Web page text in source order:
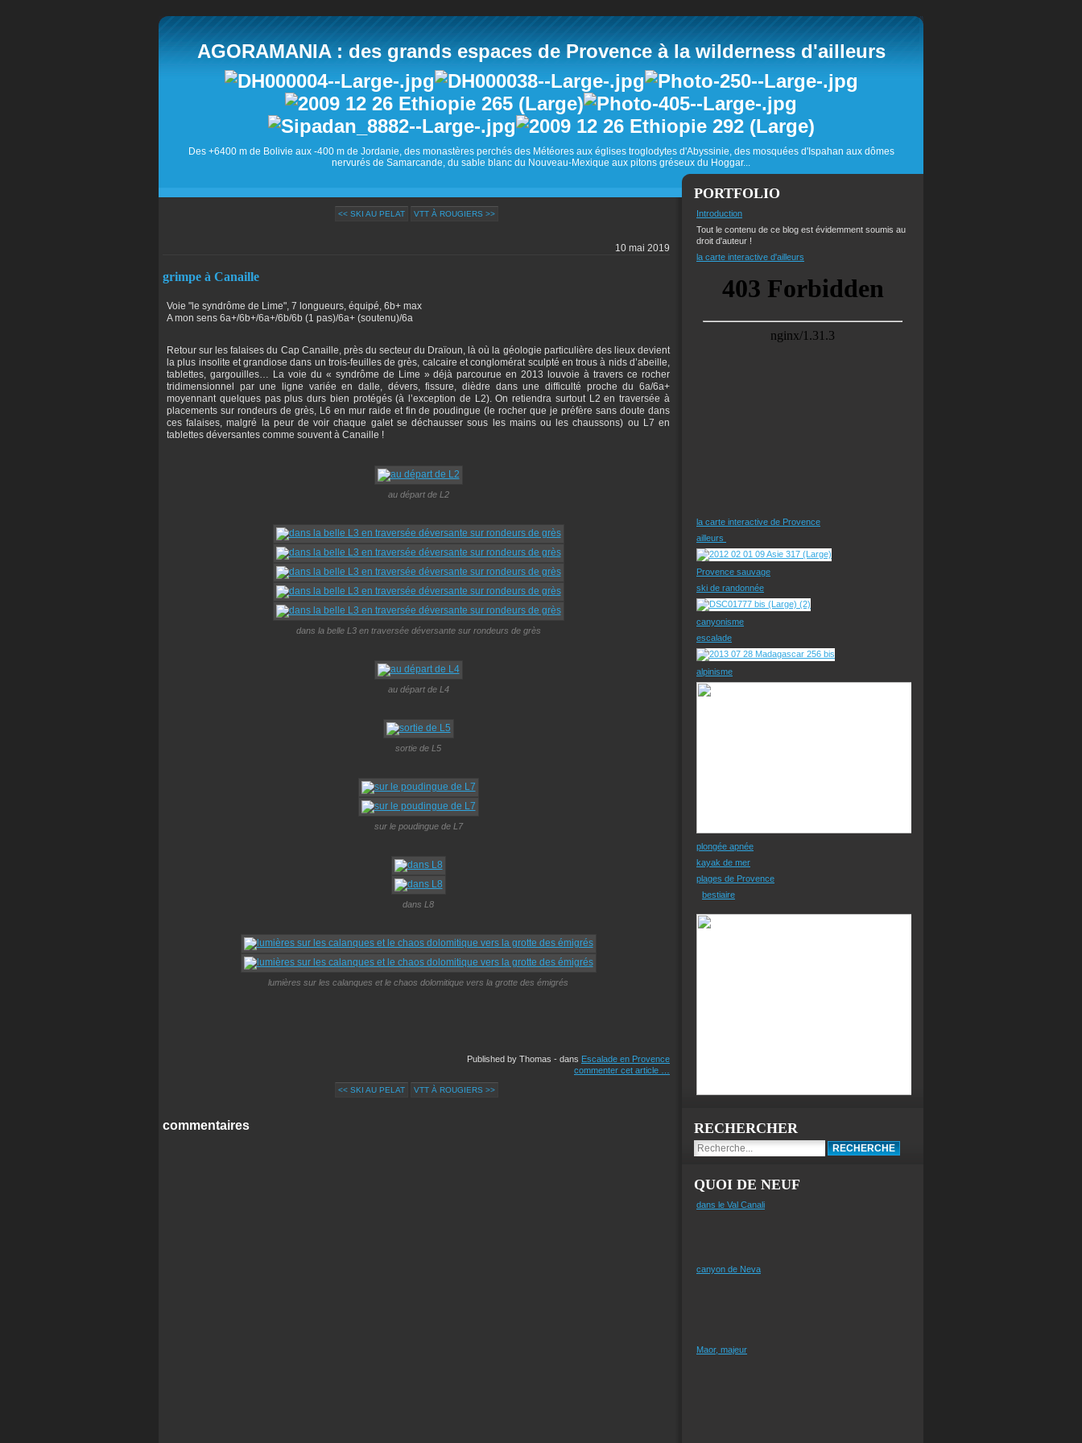
AGORAMANIA : des grands espaces de Provence à la wilderness d'ailleurs
Des +6400 m de Bolivie aux -400 m de Jordanie, des monastères perchés des Météores aux églises troglodytes d'Abyssinie, des mosquées d'Ispahan aux dômes
nervurés de Samarcande, du sable blanc du Nouveau-Mexique aux pitons gréseux du Hoggar...
<< SKI AU PELAT VTT À ROUGIERS >>
10 mai 2019
grimpe à Canaille
Voie "le syndrôme de Lime", 7 longueurs, équipé, 6b+ max
A mon sens 6a+/6b+/6a+/6b/6b (1 pas)/6a+ (soutenu)/6a
Retour sur les falaises du Cap Canaille, près du secteur du Draïoun, là où la géologie particulière des lieux devient
la plus insolite et grandiose dans un trois-feuilles de grès, calcaire et conglomérat sculpté en trous à nids d’abeille,
tablettes, gargouilles… La voie du « syndrôme de Lime » déjà parcourue en 2013 louvoie à travers ce rocher
tridimensionnel par une ligne variée en dalle, dévers, fissure, dièdre dans une difficulté proche du 6a/6a+
moyennant quelques pas plus durs bien protégés (à l’exception de L2). On retiendra surtout L2 en traversée à
placements sur rondeurs de grès, L6 en mur raide et fin de poudingue (le rocher que je préfère sans doute dans
ces falaises, malgré la peur de voir chaque galet se déchausser sous les mains ou les chaussons) ou L7 en
tablettes déversantes comme souvent à Canaille !
au départ de L2
dans la belle L3 en traversée déversante sur rondeurs de grès
au départ de L4
sortie de L5
sur le poudingue de L7
dans L8
lumières sur les calanques et le chaos dolomitique vers la grotte des émigrés
Published by Thomas - dans Escalade en Provence
commenter cet article
<< SKI AU PELAT VTT À ROUGIERS >>
commentaires
PORTFOLIO
Introduction
Tout le contenu de ce blog est évidemment soumis au
droit d'auteur !
la carte interactive d'ailleurs
la carte interactive de Provence
ailleurs
Provence sauvage
ski de randonnée
canyonisme
escalade
alpinisme
plongée apnée
kayak de mer
plages de Provence
bestiaire
RECHERCHER
QUOI DE NEUF
dans le Val Canali
canyon de Neva
Maor, majeur